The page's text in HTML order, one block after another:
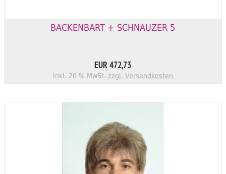
BACKENBART + SCHNAUZER 5
EUR 472,73
inkl. 20 % MwSt. zzgl. Versandkosten